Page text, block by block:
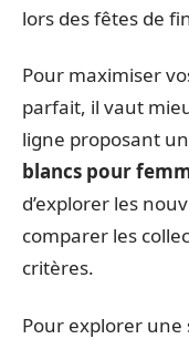
lors des fêtes de
Pour maximiser
parfait, il vaut
ligne proposant
blancs pour
d’explorer les
comparer les
critères.
Pour explorer une